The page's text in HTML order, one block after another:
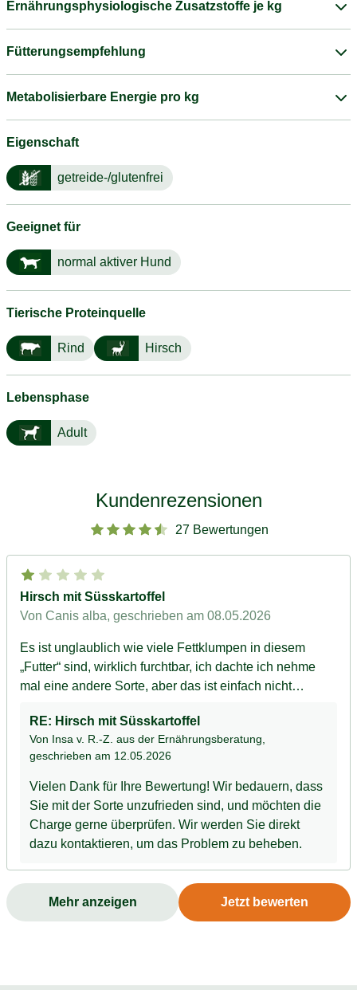
Ernährungsphysiologische Zusatzstoffe je kg
Fütterungsempfehlung
Metabolisierbare Energie pro kg
Eigenschaft
getreide-/glutenfrei
Geeignet für
normal aktiver Hund
Tierische Proteinquelle
Rind Hirsch
Lebensphase
Adult
Kundenrezensionen
27 Bewertungen
Hirsch mit Süsskartoffel
Von Canis alba, geschrieben am 08.05.2026
Es ist unglaublich wie viele Fettklumpen in diesem
„Futter“ sind, wirklich furchtbar, ich dachte ich nehme
mal eine andere Sorte, aber das ist einfach nicht
RE: Hirsch mit Süsskartoffel
Von Insa v. R.-Z. aus der Ernährungsberatung
geschrieben am 12.05.2026
Vielen Dank für Ihre Bewertung! Wir bedauern, dass
Sie mit der Sorte unzufrieden sind, und möchten die
Charge gerne überprüfen. Wir werden Sie direkt
dazu kontaktieren, um das Problem zu beheben.
Mehr anzeigen Jetzt bewerten